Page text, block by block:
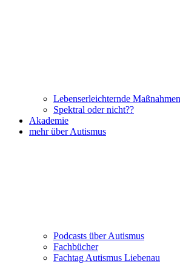
Lebenserleichternde Maßnahmen
Spektral oder nicht??
Akademie
mehr über Autismus
Podcasts über Autismus
Fachbücher
Fachtag Autismus Liebenau